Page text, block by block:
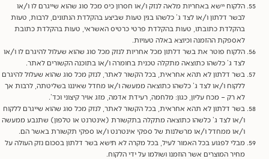
הלקוח יישא באחריות מלאה לנזק ו/או חסרון כיס מכל סוג שהוא שייגרם לו ו/או
לבשר דלתון ו/או לצד ג’ כלשהו בגין טעות שביצע בהקלדת הנתונים, לרבות, טעות
בהקלדת כתובתו, טעות בהקלדת פרטי כרטיס האשראי, טעות בהקלדת כתובת
לאספקת ההזמנה וכיוצא באלה טעויות.
הלקוח פוטר את בשר דלתון מכל אחריות לנזק מכל סוג שהוא שעלול להיגרם לו ו/או
לצד ג’ כלשהו כתוצאה מתקלה טכנית בחומרה ו/או בתוכנה הקשורים לאתר.
בשר דלתון לא תהא אחראית, בכל הקשור לאתר, לנזק מכל סוג שהוא שעלול להיגרם
ללקוח ו/או לצד ג’ כלשהו כתוצאה ממעשה ו/או מחדל שאיננו בשליטתה, לרבות אך
לא רק – מכח עליון, כגון: מלחמה, רעידת אדמה, מזג אויר קיצוני וכד’.
בשר דלתון לא תהא אחראית, בכל הקשור לאתר, לנזק מכל סוג שהוא שייגרם ללקוח
ו/או לצד ג’ כלשהו כתוצאה מתקלה בתקשורת (אינטרנט או טלפון) שתנבע ממעשה
ו/או ממחדל ו/או מרשלנות של ספקי אינטרנט ו/או ספקי תקשורת באשר הם.
מבלי לפגוע בכל האמור לעיל, בכל מקרה לא תישא בשר דלתון בסכום נזק העולה על
מחיר המוצרים אשר הוזמנו ושולמו על ידי הלקוח.